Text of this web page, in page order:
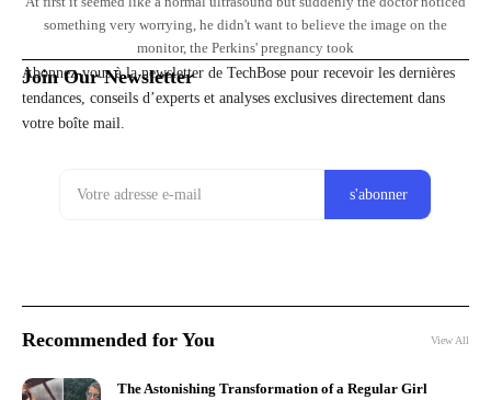
something very worrying, he didn't want to believe the image on the
monitor, the Perkins' pregnancy took
Join Our Newsletter
Abonnez-vous à la newsletter de TechBose pour recevoir les dernières
tendances, conseils d’experts et analyses exclusives directement dans
votre boîte mail.
Recommended for You View All
The Astonishing Transformation of a Regular Girl